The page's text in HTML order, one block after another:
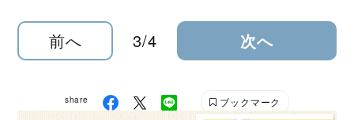
前へ 3/4 次へ
share ブックマーク